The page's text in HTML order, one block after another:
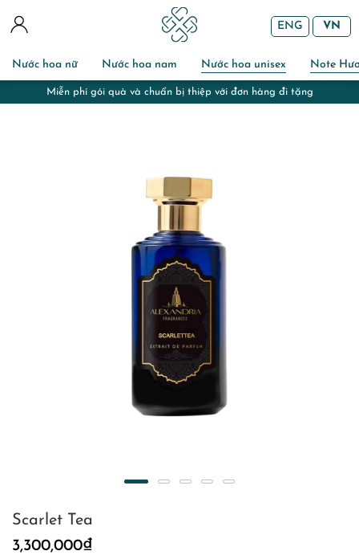
Nước hoa nữ Nước hoa nam Nước hoa unisex Note
ENG VN
Miễn phí gói quà và chuẩn bị thiệp với đơn hàng đi tặng
Scarlet Tea
3,300,000₫